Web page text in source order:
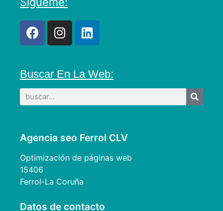
Buscar En La Web:
Agencia seo Ferrol CLV
Optimización de páginas web
15406
Ferrol-La Coruña
Datos de contacto